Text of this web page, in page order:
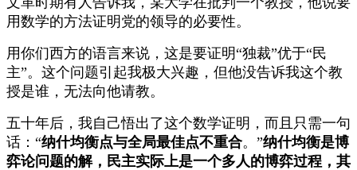
用数学的方法证明党的领导的必要性。
用你们西方的语言来说，这是要证明“独裁”优于“民
主”。这个问题引起我极大兴趣，但他没告诉我这个教
授是谁，无法向他请教。
五十年后，我自己悟出了这个数学证明，而且只需一句
话：“纳什均衡点与全局最佳点不重合。”纳什均衡是博
弈论问题的解，民主实际上是一个多人的博弈过程，其